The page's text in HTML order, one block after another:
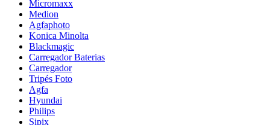
Micromaxx
Medion
Agfaphoto
Konica Minolta
Blackmagic
Carregador Baterias
Carregador
Tripés Foto
Agfa
Hyundai
Philips
Sipix